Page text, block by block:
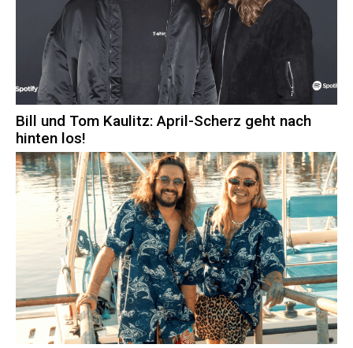
Bill und Tom Kaulitz: April-Scherz geht nach
hinten los!